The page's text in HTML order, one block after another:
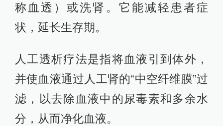
称血透）或洗肾。它能减轻患者症
状，延长生存期。
人工透析疗法是指将血液引到体外，
并使血液通过人工肾的“中空纤维膜”过
滤，以去除血液中的尿毒素和多余水
分，从而净化血液。